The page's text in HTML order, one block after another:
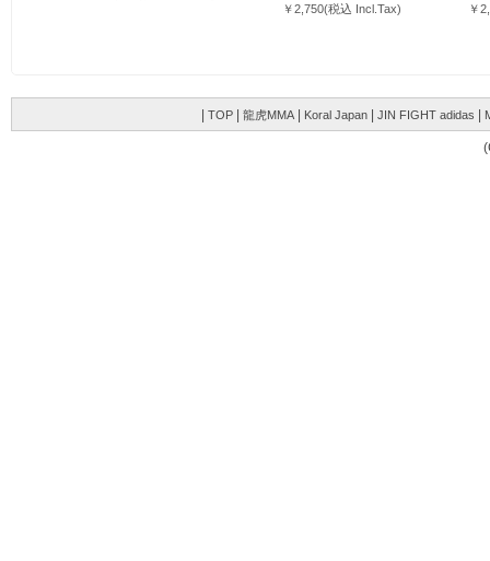
| TOP | 龍虎MMA | Koral Japan | JIN FIGHT adidas |